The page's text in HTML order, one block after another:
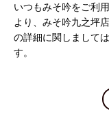
いつもみそ吟をご利
より、みそ吟九之坪
の詳細に関しまして
す。